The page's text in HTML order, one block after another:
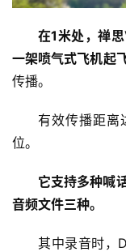
页
在1米处，禅
一架喷气式飞机起
传播。
有效传播距离
位。
它支持多种喊
音频文件三种。
其中录音时，